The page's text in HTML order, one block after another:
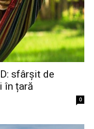
sfârșit de
în țară
0